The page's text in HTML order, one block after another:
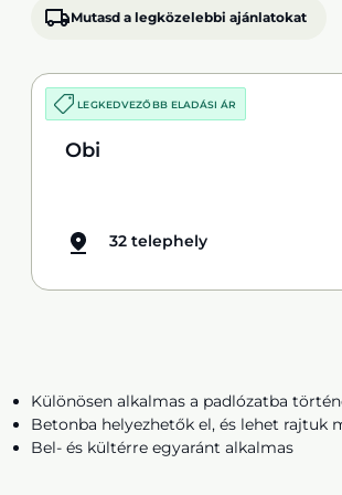
Mutasd a legközelebbi ajánlatokat
LEGKEDVEZŐBB ELADÁSI ÁR
Obi
32 telephely
Különösen alkalmas a padlózatba
Betonba helyezhetők el, és lehet rajtuk
Bel- és kültérre egyaránt alkalmas